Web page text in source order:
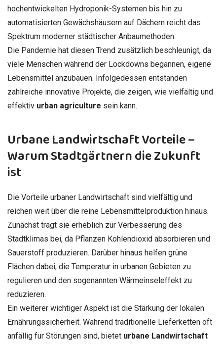
hochentwickelten Hydroponik-Systemen bis hin zu
automatisierten Gewächshäusern auf Dächern reicht das
Spektrum moderner städtischer Anbaumethoden.
Die Pandemie hat diesen Trend zusätzlich beschleunigt, da
viele Menschen während der Lockdowns begannen, eigene
Lebensmittel anzubauen. Infolgedessen entstanden
zahlreiche innovative Projekte, die zeigen, wie vielfältig und
effektiv urban agriculture sein kann.
Urbane Landwirtschaft Vorteile –
Warum Stadtgärtnern die Zukunft
ist
Die Vorteile urbaner Landwirtschaft sind vielfältig und
reichen weit über die reine Lebensmittelproduktion hinaus.
Zunächst trägt sie erheblich zur Verbesserung des
Stadtklimas bei, da Pflanzen Kohlendioxid absorbieren und
Sauerstoff produzieren. Darüber hinaus helfen grüne
Flächen dabei, die Temperatur in urbanen Gebieten zu
regulieren und den sogenannten Wärmeinseleffekt zu
reduzieren.
Ein weiterer wichtiger Aspekt ist die Stärkung der lokalen
Ernährungssicherheit. Während traditionelle Lieferketten oft
anfällig für Störungen sind, bietet urbane Landwirtschaft